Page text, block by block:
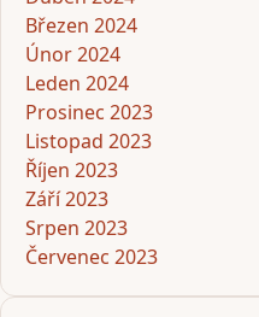
Březen 2024
Únor 2024
Leden 2024
Prosinec 2023
Listopad 2023
Říjen 2023
Září 2023
Srpen 2023
Červenec 2023